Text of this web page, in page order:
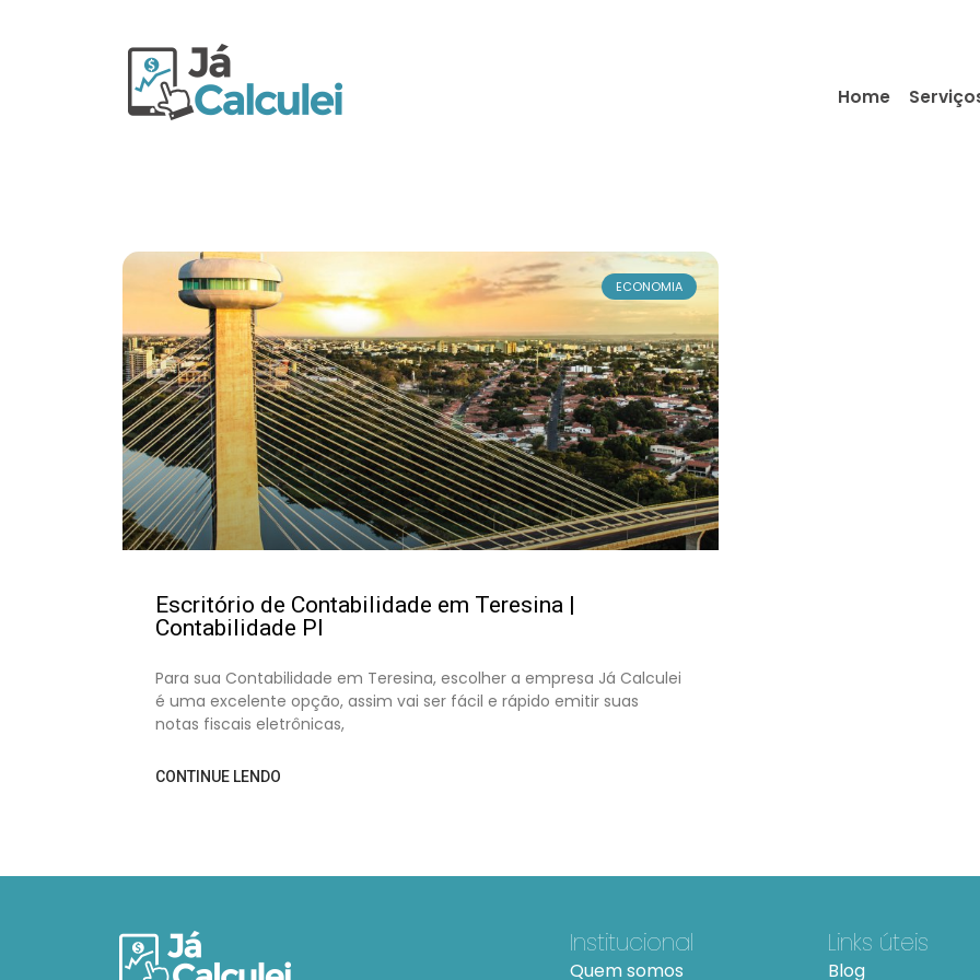
Home
ECONOMIA
Escritório de Contabilidade em Teresina |
Contabilidade PI
Para sua Contabilidade em Teresina, escolher a empresa Já Calculei
é uma excelente opção, assim vai ser fácil e rápido emitir suas
notas fiscais eletrônicas,
CONTINUE LENDO
Institucional
Quem somos
Links úteis
Blog